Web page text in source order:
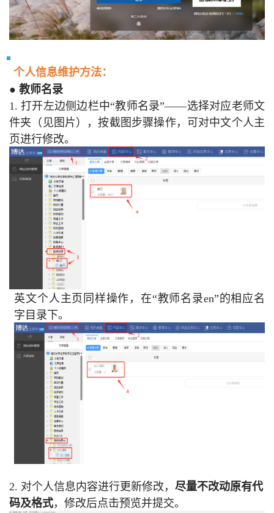
个人信息维护方法：
● 教师名录
1. 打开左边侧边栏中“教师名录”——选择对应老师文
件夹（见图片），按截图步骤操作，可对中文个人主
页进行修改。
英文个人主页同样操作，在“教师名录en”的相应名
字目录下。
2. 对个人信息内容进行更新修改， 尽量不改动原有代
码及格式，修改后点击预览并提交。